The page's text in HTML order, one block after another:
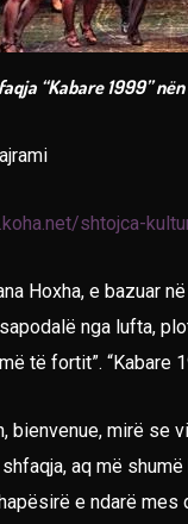
“Kabare 1999”
shtojca-
Hoxha, e bazuar
nga lufta,
të fortit”.
bienvenue, mirë se
aq më
e ndarë